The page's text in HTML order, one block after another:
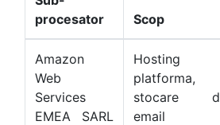
procesator
Scop
Amazon
Web
Services
EMEA SARL
Hosting
platforma,
stocare
email